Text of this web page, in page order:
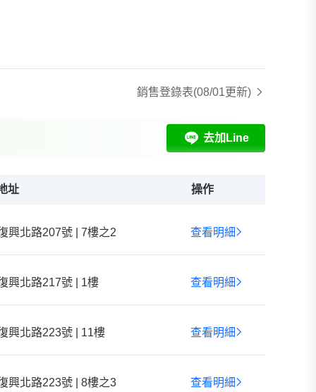
銷售登錄表(08/01更新)
去加Line
址 操作
興北路207號 | 7樓之2 查看明細
興北路217號 | 1樓 查看明細
興北路223號 | 11樓 查看明細
興北路223號 | 8樓之3 查看明細